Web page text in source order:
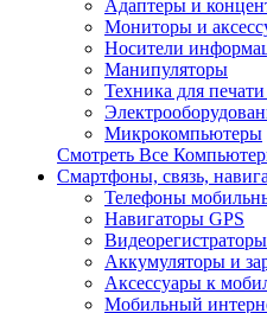
Адаптеры и
Мониторы и
Носители
Манипуляторы
Техника для
Микрокомпьютеры
Смотреть Все
Смартфоны, связь,
Телефоны
Навигаторы GPS
Видеорегистраторы
Аккумуляторы и
Аксессуары к
Мобильный